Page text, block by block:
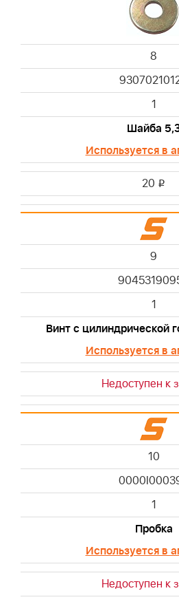
8
1
Шайба
Используется в
20 i
9
1
Винт с цилиндрической
Используется в
Недоступен к
10
1
Пробка
Используется в
Недоступен к